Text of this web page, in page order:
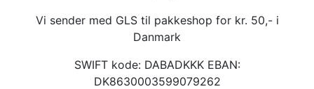
Vi sender med GLS til pakkeshop for kr. 50,- i
Danmark
SWIFT kode: DABADKKK EBAN:
DK8630003599079262